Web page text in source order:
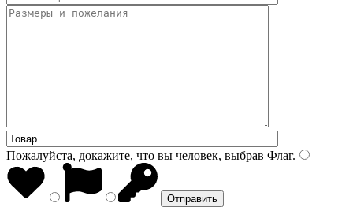
Пожалуйста, докажите, что вы человек, выбрав Флаг.